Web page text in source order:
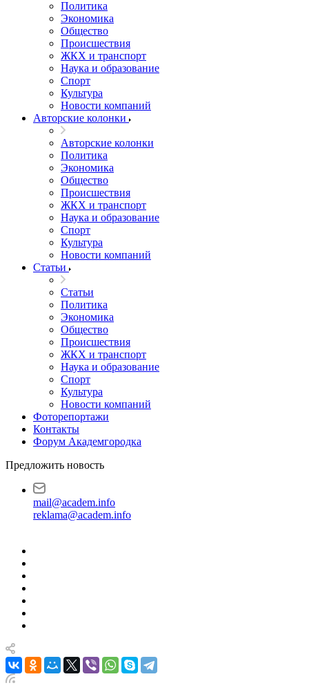
Политика
Экономика
Общество
Происшествия
ЖКХ и транспорт
Наука и образование
Спорт
Культура
Новости компаний
Авторские колонки
Авторские колонки
Политика
Экономика
Общество
Происшествия
ЖКХ и транспорт
Наука и образование
Спорт
Культура
Новости компаний
Статьи
Статьи
Политика
Экономика
Общество
Происшествия
ЖКХ и транспорт
Наука и образование
Спорт
Культура
Новости компаний
Фоторепортажи
Контакты
Форум Академгородка
Предложить новость
mail@academ.info
reklama@academ.info